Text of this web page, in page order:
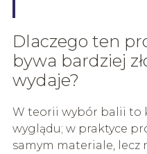
Dlaczego ten
bywa bardziej
wydaje?
W teorii wybór balii to
wyglądu; w praktyce
samym materiale,